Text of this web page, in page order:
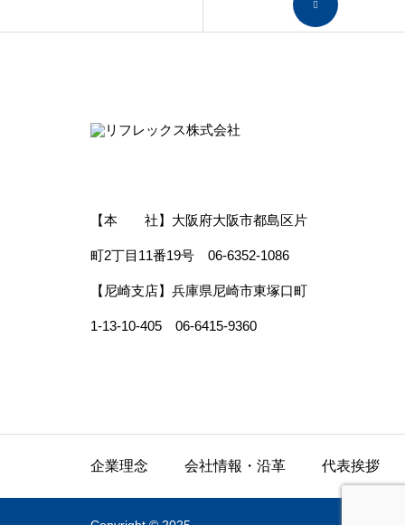
【本 社】大阪府大阪市都島区片
町2丁目11番19号 06-6352-1086
【尼崎支店】兵庫県尼崎市東塚口町
1-13-10-405 06-6415-9360
企業理念 会社情報・沿革 代表挨拶